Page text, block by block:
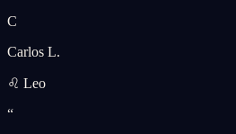
C
Carlos L.
♌ Leo
“